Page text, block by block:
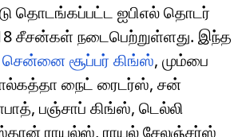
தொடங்கப்பட்ட ஐபிஎல் தொடர்
சீசன்கள் நடைபெற்றுள்ளது. இந்த
சென்னை சூப்பர் கிங்ஸ், மும்பை
நைட் ரைடர்ஸ், சன்
பஞ்சாப் கிங்ஸ், டெல்லி
ராயல்ஸ், ராயல் சேலஞ்சர்ஸ்